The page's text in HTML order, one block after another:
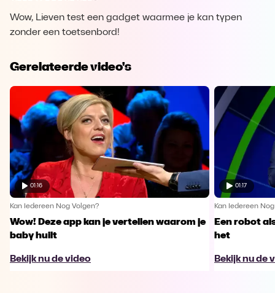
Wow, Lieven test een gadget waarmee je kan typen
zonder een toetsenbord!
Gerelateerde video's
01:16
Kan Iedereen Nog Volgen?
Wow! Deze app kan je vertellen waarom je
baby huilt
Bekijk nu de video
01:17
Kan Iedereen
Een robot
het
Bekijk nu de